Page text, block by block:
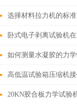
选择材料拉力机的标准